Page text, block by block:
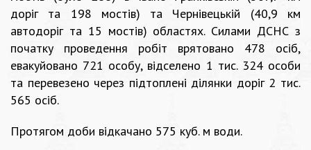
доріг та 198 мостів) та Чернівецькій (40,9 км
автодоріг та 15 мостів) областях. Силами ДСНС з
початку проведення робіт врятовано 478 осіб,
евакуйовано 721 особу, відселено 1 тис. 324 особи
та перевезено через підтоплені ділянки доріг 2 тис.
565 осіб.
Протягом доби відкачано 575 куб. м води.